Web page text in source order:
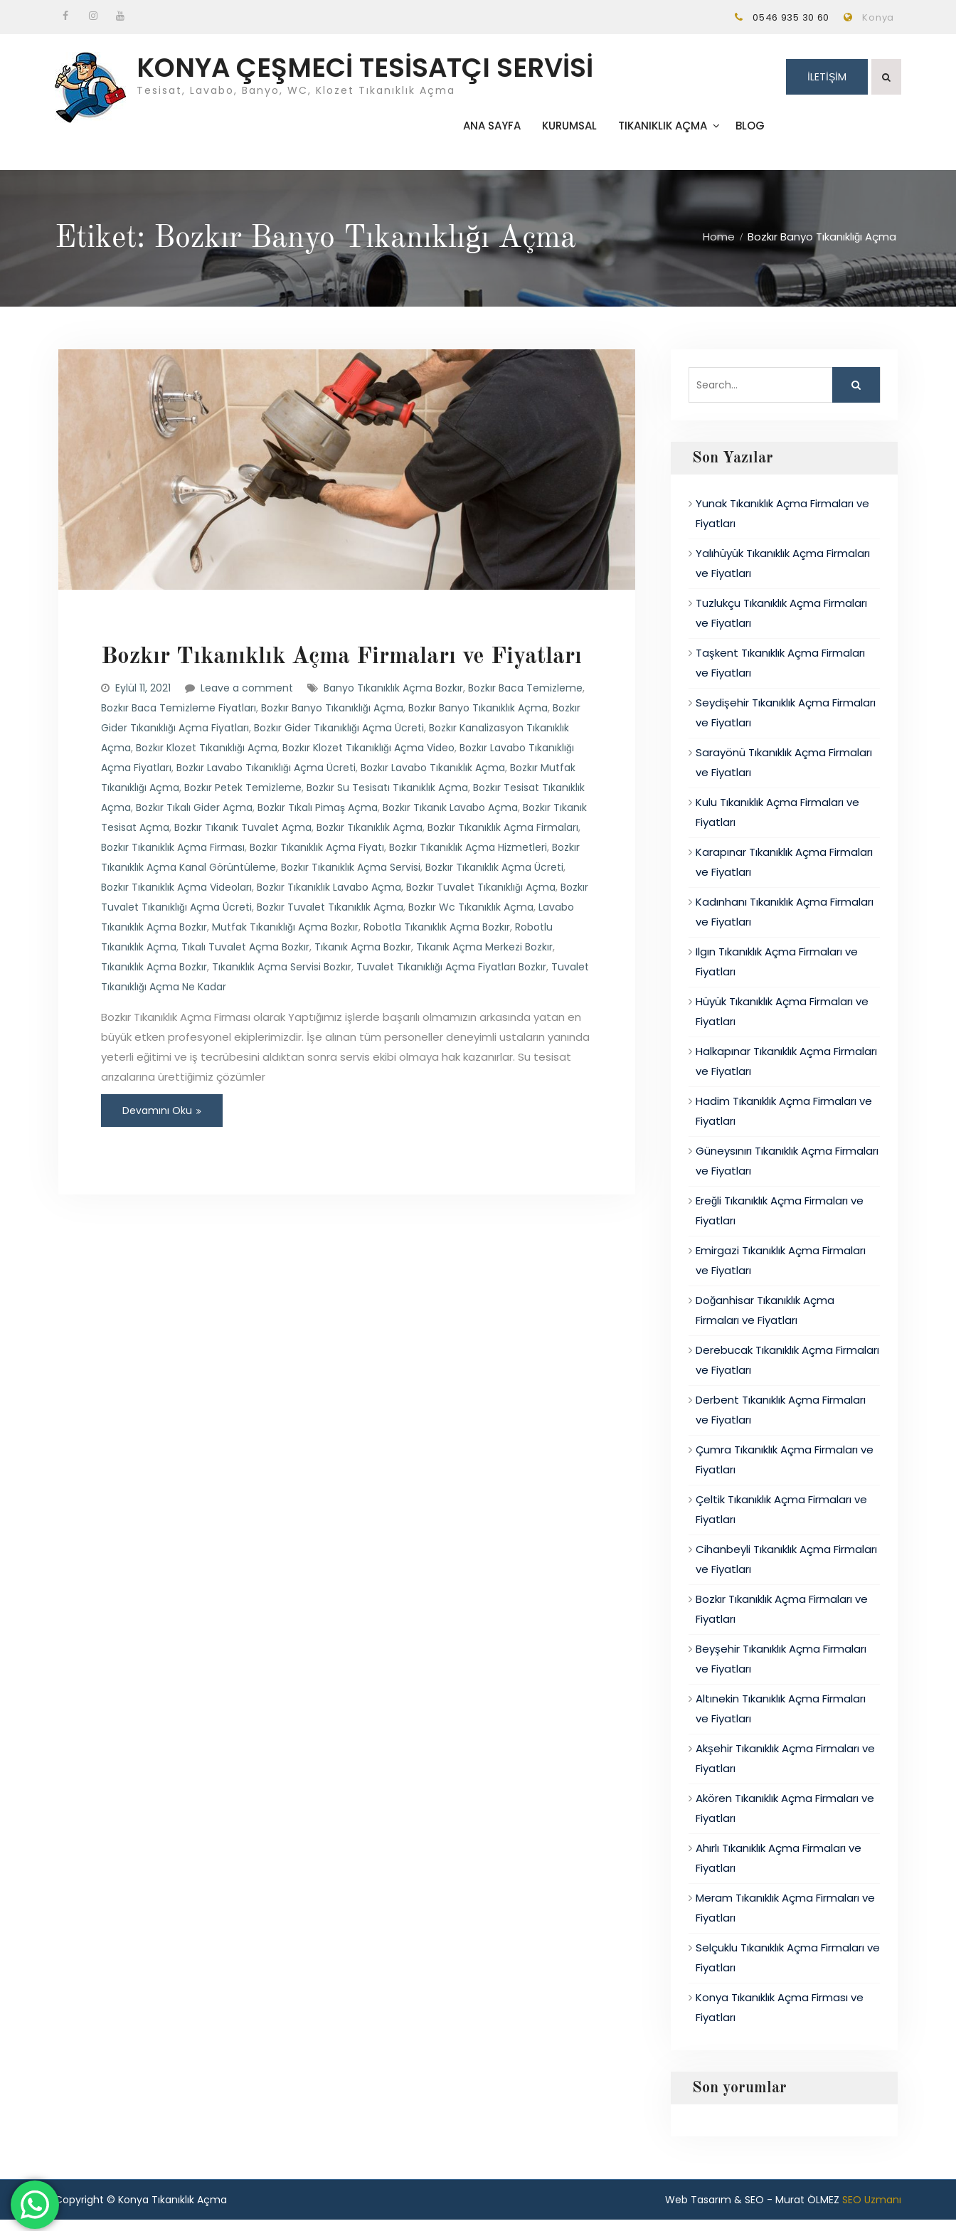
0546 935 30 60 Konya
KONYA ÇEŞMECİ TESİSATÇI SERVİSİ
Tesisat, Lavabo, Banyo, WC, Klozet Tıkanıklık Açma
İLETİŞİM
ANA SAYFA KURUMSAL TIKANIKLIK AÇMA BLOG
Etiket: Bozkır Banyo Tıkanıklığı Açma Home Bozkır Banyo Tıkanıklığı Açma
Bozkır Tıkanıklık Açma Firmaları ve Fiyatları
Eylül 11, 2021 Leave a comment Banyo Tıkanıklık Açma Bozkır, Bozkır Baca Temizleme,
Bozkır Baca Temizleme Fiyatları, Bozkır Banyo Tıkanıklığı Açma, Bozkır Banyo Tıkanıklık Açma, Bozkır
Gider Tıkanıklığı Açma Fiyatları, Bozkır Gider Tıkanıklığı Açma Ücreti, Bozkır Kanalizasyon Tıkanıklık
Açma, Bozkır Klozet Tıkanıklığı Açma, Bozkır Klozet Tıkanıklığı Açma Video, Bozkır Lavabo Tıkanıklığı
Açma Fiyatları, Bozkır Lavabo Tıkanıklığı Açma Ücreti, Bozkır Lavabo Tıkanıklık Açma, Bozkır Mutfak
Tıkanıklığı Açma, Bozkır Petek Temizleme, Bozkır Su Tesisatı Tıkanıklık Açma, Bozkır Tesisat Tıkanıklık
Açma, Bozkır Tıkalı Gider Açma, Bozkır Tıkalı Pimaş Açma, Bozkır Tıkanık Lavabo Açma, Bozkır Tıkanık
Tesisat Açma, Bozkır Tıkanık Tuvalet Açma, Bozkır Tıkanıklık Açma, Bozkır Tıkanıklık Açma Firmaları,
Bozkır Tıkanıklık Açma Firması, Bozkır Tıkanıklık Açma Fiyatı, Bozkır Tıkanıklık Açma Hizmetleri, Bozkır
Tıkanıklık Açma Kanal Görüntüleme, Bozkır Tıkanıklık Açma Servisi, Bozkır Tıkanıklık Açma Ücreti,
Bozkır Tıkanıklık Açma Videoları, Bozkır Tıkanıklık Lavabo Açma, Bozkır Tuvalet Tıkanıklığı Açma, Bozkır
Tuvalet Tıkanıklığı Açma Ücreti, Bozkır Tuvalet Tıkanıklık Açma, Bozkır Wc Tıkanıklık Açma, Lavabo
Tıkanıklık Açma Bozkır, Mutfak Tıkanıklığı Açma Bozkır, Robotla Tıkanıklık Açma Bozkır, Robotlu
Tıkanıklık Açma, Tıkalı Tuvalet Açma Bozkır, Tıkanık Açma Bozkır, Tıkanık Açma Merkezi Bozkır,
Tıkanıklık Açma Bozkır, Tıkanıklık Açma Servisi Bozkır, Tuvalet Tıkanıklığı Açma Fiyatları Bozkır, Tuvalet
Tıkanıklığı Açma Ne Kadar
Bozkır Tıkanıklık Açma Firması olarak Yaptığımız işlerde başarılı olmamızın arkasında yatan en
büyük etken profesyonel ekiplerimizdir. İşe alınan tüm personeller deneyimli ustaların yanında
yeterli eğitimi ve iş tecrübesini aldıktan sonra servis ekibi olmaya hak kazanırlar. Su tesisat
arızalarına ürettiğimiz çözümler
Devamını Oku
Son Yazılar
Yunak Tıkanıklık Açma Firmaları ve
Fiyatları
Yalıhüyük Tıkanıklık Açma Firmaları
ve Fiyatları
Tuzlukçu Tıkanıklık Açma Firmaları
ve Fiyatları
Taşkent Tıkanıklık Açma Firmaları
ve Fiyatları
Seydişehir Tıkanıklık Açma Firmaları
ve Fiyatları
Sarayönü Tıkanıklık Açma Firmaları
ve Fiyatları
Kulu Tıkanıklık Açma Firmaları ve
Fiyatları
Karapınar Tıkanıklık Açma Firmaları
ve Fiyatları
Kadınhanı Tıkanıklık Açma Firmaları
ve Fiyatları
Ilgın Tıkanıklık Açma Firmaları ve
Fiyatları
Hüyük Tıkanıklık Açma Firmaları ve
Fiyatları
Halkapınar Tıkanıklık Açma Firmaları
ve Fiyatları
Hadim Tıkanıklık Açma Firmaları ve
Fiyatları
Güneysınırı Tıkanıklık Açma Firmaları
ve Fiyatları
Ereğli Tıkanıklık Açma Firmaları ve
Fiyatları
Emirgazi Tıkanıklık Açma Firmaları
ve Fiyatları
Doğanhisar Tıkanıklık Açma
Firmaları ve Fiyatları
Derebucak Tıkanıklık Açma Firmaları
ve Fiyatları
Derbent Tıkanıklık Açma Firmaları
ve Fiyatları
Çumra Tıkanıklık Açma Firmaları ve
Fiyatları
Çeltik Tıkanıklık Açma Firmaları ve
Fiyatları
Cihanbeyli Tıkanıklık Açma Firmaları
ve Fiyatları
Bozkır Tıkanıklık Açma Firmaları ve
Fiyatları
Beyşehir Tıkanıklık Açma Firmaları
ve Fiyatları
Altınekin Tıkanıklık Açma Firmaları
ve Fiyatları
Akşehir Tıkanıklık Açma Firmaları ve
Fiyatları
Akören Tıkanıklık Açma Firmaları ve
Fiyatları
Ahırlı Tıkanıklık Açma Firmaları ve
Fiyatları
Meram Tıkanıklık Açma Firmaları ve
Fiyatları
Selçuklu Tıkanıklık Açma Firmaları ve
Fiyatları
Konya Tıkanıklık Açma Firması ve
Fiyatları
Son yorumlar
Copyright © Konya Tıkanıklık Açma Web Tasarım & SEO - Murat ÖLMEZ SEO Uzmanı